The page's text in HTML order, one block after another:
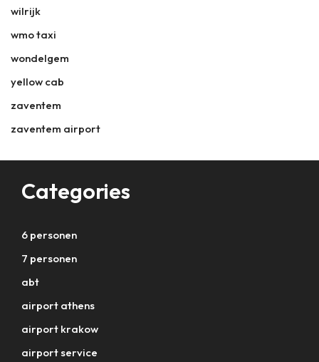
wilrijk
wmo taxi
wondelgem
yellow cab
zaventem
zaventem airport
Categories
6 personen
7 personen
abt
airport athens
airport krakow
airport service